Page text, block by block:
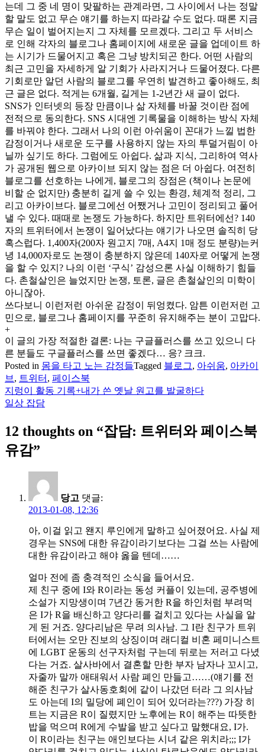
는데 그 중 네 명이 맞팔하는 관계라면, 그 사이에서 나는 정말
할 말도 없고 무슨 얘기를 하는지 따라갈 수도 없다. 때론 지금
무슨 일이 벌어지는지 그 자체를 모르겠다. 그리고 두 서비스
로 인해 각자의 블로그나 홈페이지에 새로운 글을 업데이트 하
는 시기가 드물어지고 혹은 그냥 방치되곤 한다. 어떤 사람의
최근 고민을 자세하게 알 기회가 사라지거나 드물어졌다. 다른
기회로만 알던 사람의 블로그를 우연히 발견하고 좋아해도, 최
근 글은 없다. 적게는 6개월, 길게는 1-2년간 새 글이 없다.
SNS가 인터넷의 등장 만큼이나 삶 자체를 바꿀 것이란 점에
전적으로 동의한다. SNS 시대엔 기록물을 이해하는 방식 자체
를 바꿔야 한다. 그래서 나의 이런 아쉬움이 꼰대가 느낄 법한
감정이거나 새로운 도구를 사용하지 않는 자의 투덜거림이 아
닐까 싶기도 하다. 그럼에도 아쉽다. 삶과 지식, 그리하여 역사
가 공개된 웹으로 아카이브 되지 않는 점은 더 아쉽다. 여전히
블로그를 선호하는 나에게, 블로그의 장점은 (책이나 논문에
비할 순 없지만) 충분히 길게 쓸 수 있는 환경, 체계적 정리, 그
리고 아카이브다. 블로그에선 어쨌거나 고민이 정리되고 풀어
낼 수 있다. 때때로 논쟁도 가능하다. 하지만 트위터에선? 140
자의 트위터에서 논쟁이 일어났다는 얘기가 나오면 솔직히 당
혹스럽다. 1,400자(200자 원고지 7매, A4지 1매 정도 분량)는커
녕 14,000자로도 논쟁이 충분하지 않은데 140자로 어떻게 논쟁
을 할 수 있지? 나의 이런 ‘구식’ 감성으론 사실 이해하기 힘들
다. 촌철살인은 늘었지만 논쟁, 토론, 글은 촌철살인의 미학이
아니잖아.
쓰다보니 이런저런 아쉬운 감정이 뒤엉켰다. 암튼 이런저런 고
민으로, 블로그나 홈페이지를 꾸준히 유지해주는 분이 고맙다.
+
이 글의 가장 적절한 결론: 나는 구글플러스를 쓰고 있으니 다
른 분들도 구글플러스를 쓰면 좋겠다… 응? 크크.
Posted in 몸을 타고 노는 감정들Tagged 블로그, 아쉬움, 아카이
브, 트위터 , 페이스북
글
탐
색
지렁이 활동 기록+내가 쓴 옛날 원고를 발굴하다
일상 잡담
12 thoughts on “잡담: 트위터와 페이스북
유감”
당고 댓글:
2013-01-08, 12:36
아, 이걸 읽고 왠지 루인에게 말하고 싶어졌어요. 사실 제
경우는 SNS에 대한 유감이라기보다는 그걸 쓰는 사람에
대한 유감이라고 해야 옳을 텐데……
얼마 전에 좀 충격적인 소식을 들어서요.
제 친구 중에 I와 R이라는 동성 커플이 있는데, 공주병에
소설가 지망생이며 7년간 동거한 R을 하인처럼 부려먹
은 I가 R을 배신하고 양다리를 걸치고 있다는 사실을 알
게 된 거죠. 양다리남은 무려 의사남. 그 I란 친구가 트위
터에서는 오만 진보의 상징이며 래디컬 비혼 페미니스트
에 LGBT 운동의 선구자처럼 구는데 뒤로는 저러고 다녔
다는 거죠. 살사바에서 결혼할 만한 부자 남자나 꼬시고,
자줄까 말까 애태워서 사람 폐인 만들고……(얘기를 전
해준 친구가 살사동호회에 같이 나갔던 터라 그 의사남
도 아는데 I의 밀당에 폐인이 되어 있더라는???) 가장 히
트는 지금은 R이 질렸지만 노후에는 R이 해주는 따뜻한
밥을 먹으며 R에게 수발을 받고 싶다고 말했대요, I가.
이 R이라는 친구는 애인보다는 시녀 같은 위치라;;; I가